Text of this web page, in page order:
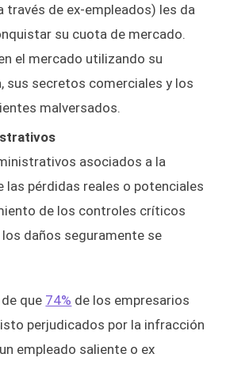
través de ex-empleados) les da
su cuota de mercado.
el mercado utilizando su
sus secretos comerciales y los
malversados.
asociados a la
las pérdidas reales o potenciales
de los controles críticos
daños seguramente se
que 74% de los empresarios
perjudicados por la infracción
empleado saliente o ex